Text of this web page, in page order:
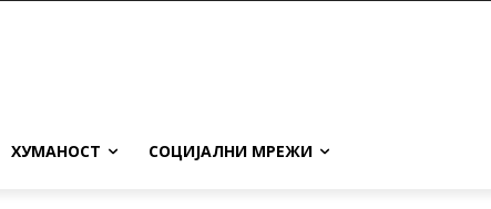
ХУМАНОСТ СОЦИЈАЛНИ МРЕЖИ